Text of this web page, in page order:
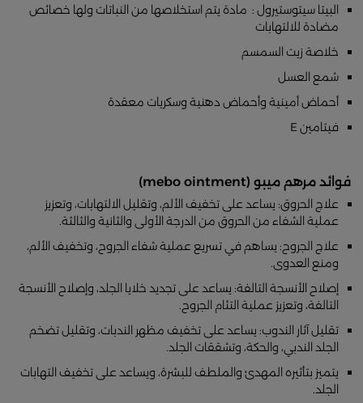
البيتا سيتوستيرول : مادة يتم استخلاصها من النباتات ولها خصائص
مضادة للالتهابات
خلاصة زيت السمسم
شمع العسل
أحماض أمينية وأحماض دهنية وسكريات معقدة
فيتامين E
فوائد مرهم ميبو (mebo ointment)
علاج الحروق: يساعد على تخفيف الألم، وتقليل الالتهابات، وتعزيز
عملية الشفاء من الحروق من الدرجة الأولى والثانية والثالثة.
علاج الجروح: يساهم في تسريع عملية شفاء الجروح، وتخفيف الألم،
ومنع العدوى.
إصلاح الأنسجة التالفة: يساعد على تجديد خلايا الجلد، وإصلاح الأنسجة
التالفة، وتعزيز عملية التئام الجروح.
تقليل آثار الندوب: يساعد على تخفيف مظهر الندبات، وتقليل تضخم
الجلد الندبي، والحكة، وتشققات الجلد.
يتميز بتأثيره المهدئ والملطف للبشرة، ويساعد على تخفيف التهابات
الجلد.